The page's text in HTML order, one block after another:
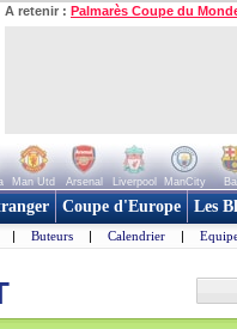
A retenir : Palmarès Coupe du
Man Utd Arsenal Liverpool ManCity
Coupe d'Europe Les
| Buteurs | Calendrier |